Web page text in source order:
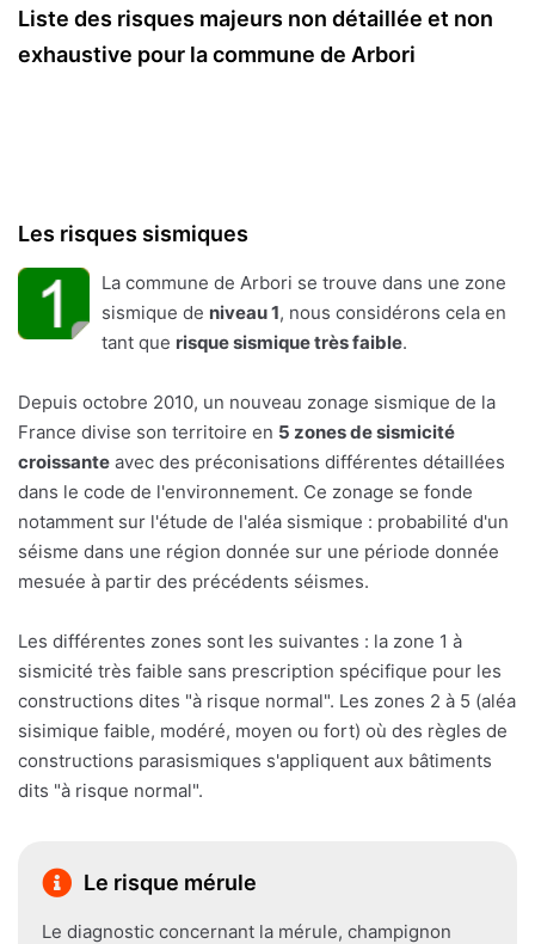
Liste des risques majeurs non détaillée et non
exhaustive pour la commune de Arbori
Les risques sismiques
La commune de Arbori se trouve dans une zone
sismique de niveau 1, nous considérons cela en
tant que risque sismique très faible.
Depuis octobre 2010, un nouveau zonage sismique de la
France divise son territoire en 5 zones de sismicité
croissante avec des préconisations différentes détaillées
dans le code de l'environnement. Ce zonage se fonde
notamment sur l'étude de l'aléa sismique : probabilité d'un
séisme dans une région donnée sur une période donnée
mesuée à partir des précédents séismes.
Les différentes zones sont les suivantes : la zone 1 à
sismicité très faible sans prescription spécifique pour les
constructions dites "à risque normal". Les zones 2 à 5 (aléa
sisimique faible, modéré, moyen ou fort) où des règles de
constructions parasismiques s'appliquent aux bâtiments
dits "à risque normal".
Le risque mérule
Le diagnostic concernant la mérule, champignon